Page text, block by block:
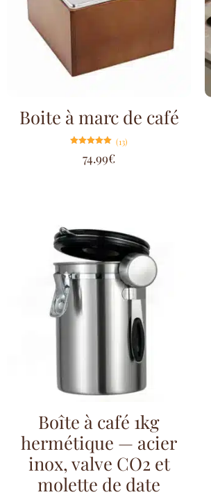
Boite à marc de café
4.92
sur 5
(13)
74.99€
Boîte à café 1kg
hermétique — acier
inox, valve CO2 et
molette de date